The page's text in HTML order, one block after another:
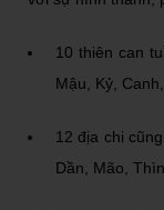
10 thiên can
Mậu, Kỷ,
12 địa chi
Dần, Mão,